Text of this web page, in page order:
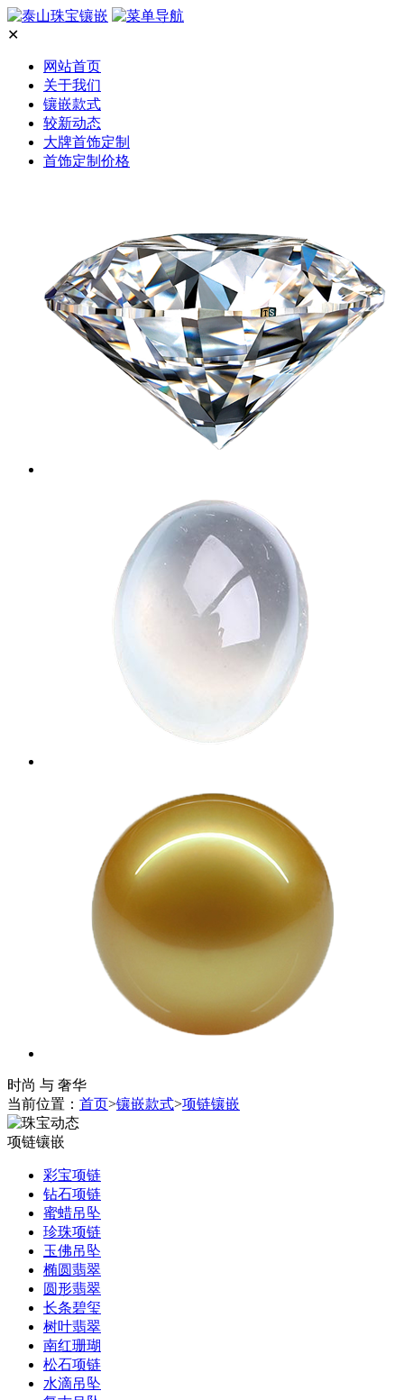
✕
网站首页
关于我们
镶嵌款式
较新动态
大牌首饰定制
首饰定制价格
时尚 与 奢华
当前位置： 首页>镶嵌款式>项链镶嵌
项链镶嵌
彩宝项链
钻石项链
蜜蜡吊坠
珍珠项链
玉佛吊坠
椭圆翡翠
圆形翡翠
长条碧玺
树叶翡翠
南红珊瑚
松石项链
水滴吊坠